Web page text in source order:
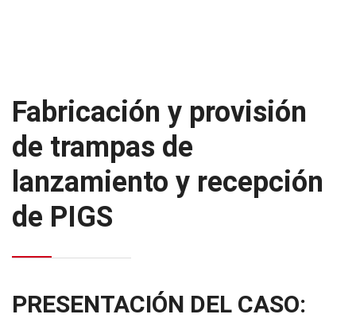
Fabricación y provisión
de trampas de
lanzamiento y recepción
de PIGS
PRESENTACIÓN DEL CASO: